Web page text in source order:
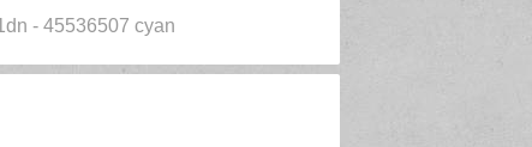
- 45536507 cyan